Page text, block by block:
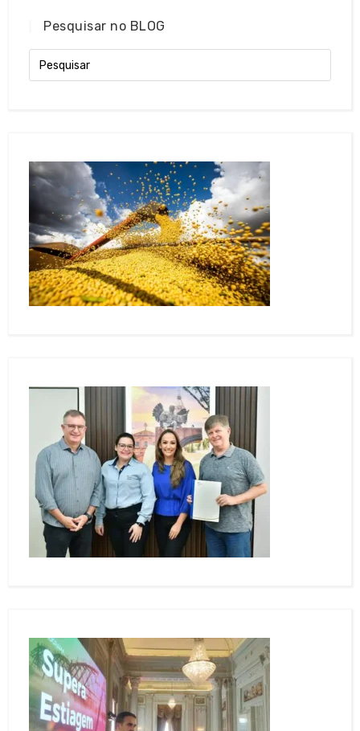
Pesquisar no BLOG